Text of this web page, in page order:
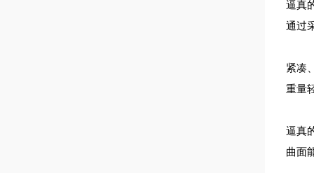
逼真
通过
紧凑
重量
逼真
曲面